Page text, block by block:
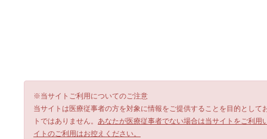
※当サイトご利用についてのご注意
当サイトは医療従事者の方を対象に情報をご提供することを目的とし
トではありません。 あなたが医療従事者でない場合は当サイトをご利
イトのご利用はお控えください。